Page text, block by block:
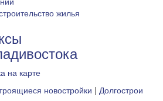
жилья
на карте
новостройки | Долгострои